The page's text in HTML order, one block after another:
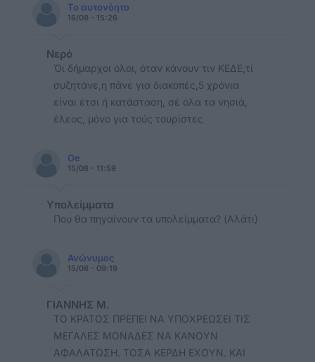
Το αυτονόητο
16/08 - 15:26
Νερό
Όι δήμαρχοι όλοι, όταν κάνουν τιν ΚΕΔΕ,τί
συζητάνε,η πάνε για διακοπές,5 χρόνια
είναι έτσι ή κατάσταση, σέ όλα τα νησιά,
έλεος, μόνο για τούς τουρίστες
Oe
15/08 - 11:59
Υπολείμματα
Που θα πηγαίνουν τα υπολείμματα? (Αλάτι)
Ανώνυμος
15/08 - 09:19
ΓΙΑΝΝΗΣ Μ.
ΤΟ ΚΡΑΤΟΣ ΠΡΕΠΕΙ ΝΑ ΥΠΟΧΡΕΩΣΕΙ ΤΙΣ
ΜΕΓΑΛΕΣ ΜΟΝΑΔΕΣ ΝΑ ΚΑΝΟΥΝ
ΑΦΑΛΑΤΩΣΗ. ΤΟΣΑ ΚΕΡΔΗ ΕΧΟΥΝ. ΚΑΙ